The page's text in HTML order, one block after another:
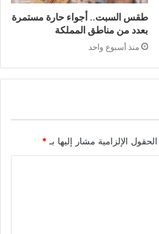
طقس السبت.. أجواء حارة مستمرة
بعدد من مناطق المملكة
منذ أسبوع واحد
الحقول الإلزامية مشار إليها بـ *